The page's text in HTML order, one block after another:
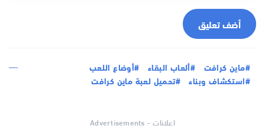
أضف تعليق
#ماين كرافت #ألعاب البقاء
#أوضاع اللعب
#استكشاف وبناء
#تحميل لعبة ماين كرافت
اعلانات - Advertisements